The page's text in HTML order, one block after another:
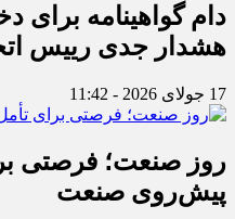
دام گواهینامه برای
هشدار جدی رییس
17 جولای 2026 - 11:42
روز صنعت؛ فرصتی
پیش‌روی صنعت